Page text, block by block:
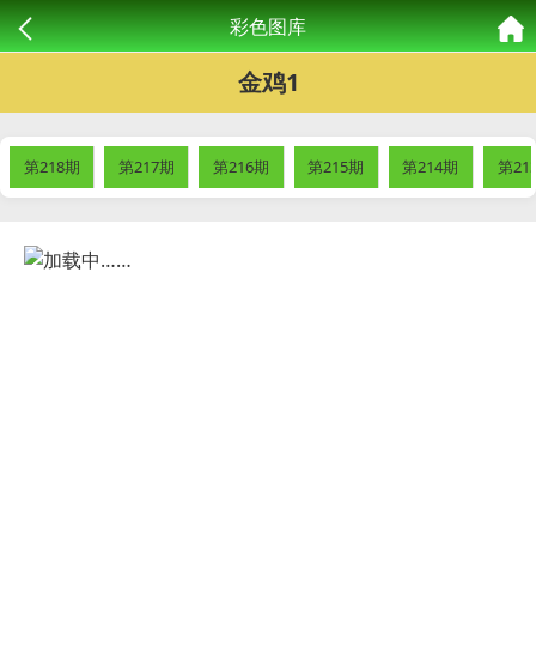
彩色图库
金鸡1
第218期 第217期 第216期 第215期 第214期 第